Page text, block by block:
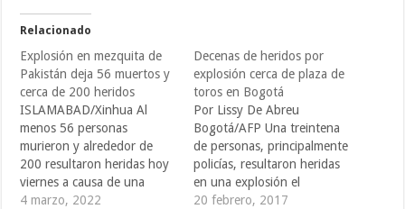
Relacionado
Explosión en mezquita de
Pakistán deja 56 muertos y
cerca de 200 heridos
ISLAMABAD/Xinhua Al
menos 56 personas
murieron y alrededor de
200 resultaron heridas hoy
viernes a causa de una
explosión ocurrida en una
4 marzo, 2022
Decenas de heridos por
explosión cerca de plaza de
toros en Bogotá
Por Lissy De Abreu
Bogotá/AFP Una treintena
de personas, principalmente
policías, resultaron heridas
en una explosión el
domingo cerca de la plaza
20 febrero, 2017